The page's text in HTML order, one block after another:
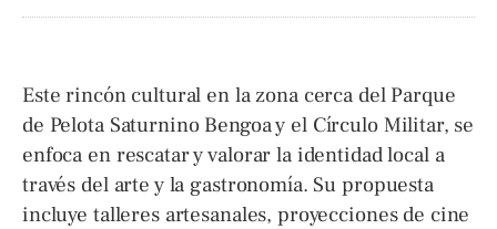
Este rincón cultural en la zona cerca del Parque
de Pelota Saturnino Bengoa y el Círculo Militar, se
enfoca en rescatar y valorar la identidad local a
través del arte y la gastronomía. Su propuesta
incluye talleres artesanales, proyecciones de cine